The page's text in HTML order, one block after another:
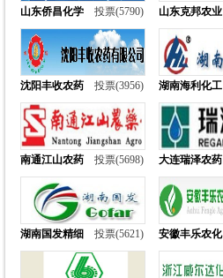
山东侨昌化学 投票(5790) 山东克邦农业
沈阳丰收农药 投票(3956) 湖南海利化工
南通江山农药 投票(5698) 大连瑞泽农药
湖南国发精细 投票(5621) 安徽丰乐农化